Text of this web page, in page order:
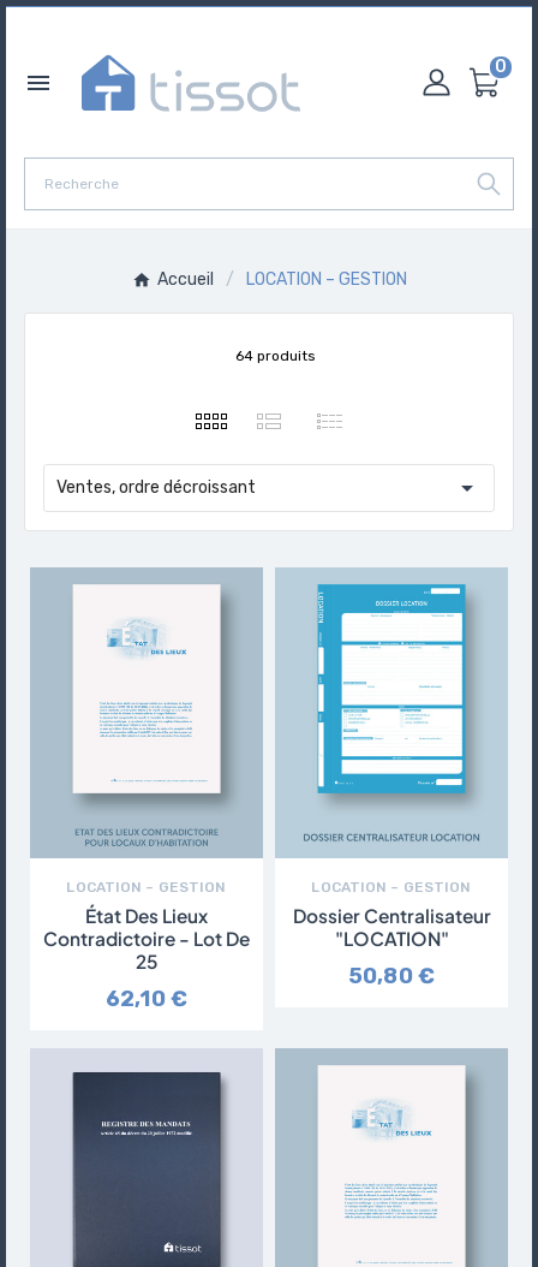

0
Accueil LOCATION – GESTION
64 produits
Ventes, ordre décroissant 
LOCATION – GESTION
État Des Lieux
Contradictoire - Lot De
25
62,10 €
LOCATION – GESTION
Dossier Centralisateur
"LOCATION"
50,80 €